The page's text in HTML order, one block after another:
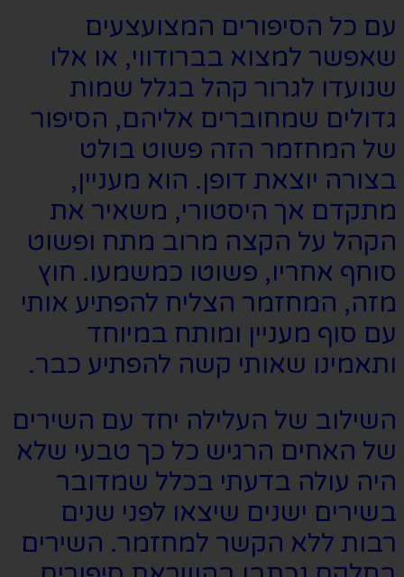
עם כל הסיפורים המצועצעים
שאפשר למצוא בברודווי, או אלו
שנועדו לגרור קהל בגלל שמות
גדולים שמחוברים אליהם, הסיפור
של המחזמר הזה פשוט בולט
בצורה יוצאת דופן. הוא מעניין,
מתקדם אך היסטורי, משאיר את
הקהל על הקצה מרוב מתח ופשוט
סוחף אחריו, פשוטו כמשמעו. חוץ
מזה, המחזמר הצליח להפתיע אותי
עם סוף מעניין ומותח במיוחד
ותאמינו שאותי קשה להפתיע כבר.
השילוב של העלילה יחד עם השירים
של האחים הרגיש כל כך טבעי שלא
היה עולה בדעתי בכלל שמדובר
בשירים ישנים שיצאו לפני שנים
רבות ללא הקשר למחזמר. השירים